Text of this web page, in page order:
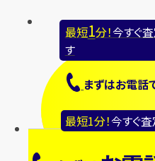
最短1分！今すぐ
最短1分！今すぐ
す
まずはお電話
【総合受付】24